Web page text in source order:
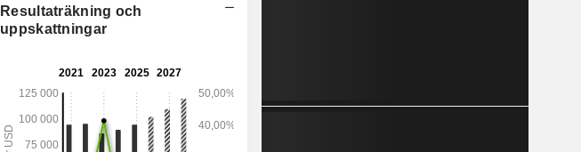
Resultaträkning och
uppskattningar